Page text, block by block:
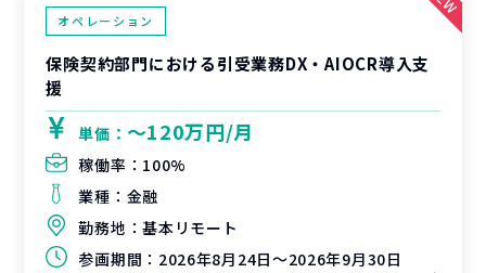
オペレーション
保険契約部門における引受業務DX・AIOCR導入支
援
単価： 〜120万円/月
稼働率： 100%
業種： 金融
勤務地：基本リモート
参画期間： 2026年8月24日～2026年9月30日